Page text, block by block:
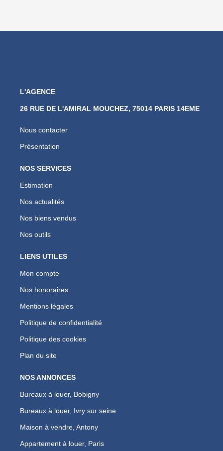
L'AGENCE
26 RUE DE L'AMIRAL MOUCHEZ, 75014 PARIS 14EME
Nous contacter
Présentation
NOS SERVICES
Estimation
Nos actualités
Nos biens vendus
Nos outils
LIENS UTILES
Mon compte
Nos honoraires
Mentions légales
Politique de confidentialité
Politique des cookies
Plan du site
NOS ANNONCES
Bureaux à louer, Bobigny
Bureaux à louer, Ivry sur seine
Maison à vendre, Antony
Appartement à louer, Paris